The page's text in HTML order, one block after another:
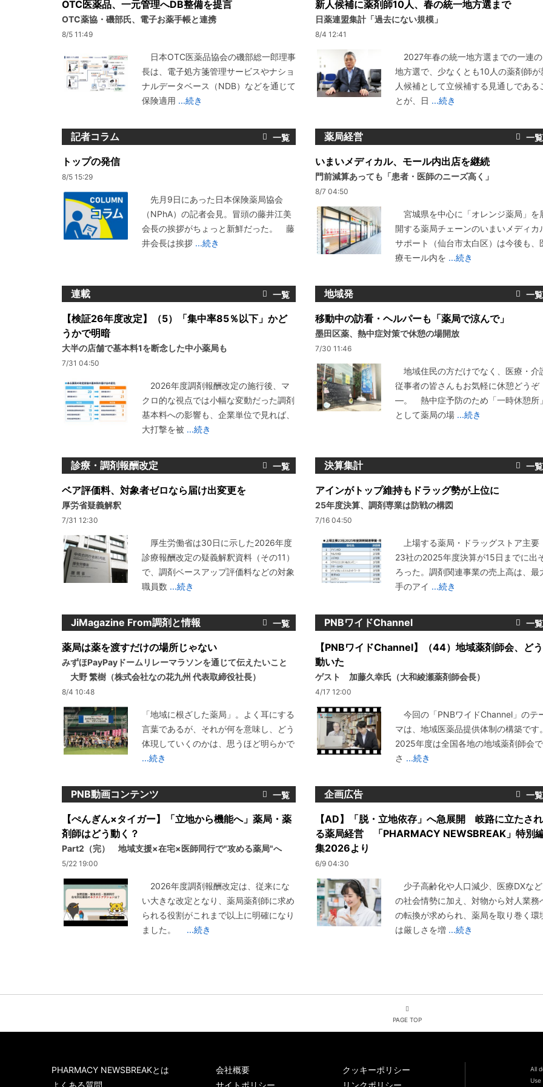
OTC医薬品、一元管理へDB整備を提言
OTC薬協・磯部氏、電子お薬手帳と連携
8/5 11:49
日本OTC医薬品協会の磯部総一郎理事
長は、電子処方箋管理サービスやナショ
ナルデータベース（NDB）などを通じて
保険適用 ...続き
新人候補に薬剤師10人、春の統一地方選まで
日薬連盟集計「過去にない規模」
8/4 12:41
2027年春の統一地方選までの一連の
地方選で、少なくとも10人の薬剤師が
人候補として立候補する見通しである
とが、日 ...続き
記者コラム
トップの発信
8/5 15:29
先月9日にあった日本保険薬局協会
（NPhA）の記者会見。冒頭の藤井江美
会長の挨拶がちょっと新鮮だった。 藤
井会長は挨拶 ...続き
薬局経営
いまいメディカル、モール内出店を継続
門前減算あっても「患者・医師のニーズ高く」
8/7 04:50
宮城県を中心に「オレンジ薬局」を
開する薬局チェーンのいまいメディカ
サポート（仙台市太白区）は今後も、
療モール内を ...続き
連載
【検証26年度改定】（5）「集中率85％以下」かど
うかで明暗
大半の店舗で基本料1を断念した中小薬局も
7/31 04:50
2026年度調剤報酬改定の施行後、マ
クロ的な視点では小幅な変動だった調剤
基本料への影響も、企業単位で見れば、
大打撃を被 ...続き
地域発
移動中の訪看・ヘルパーも「薬局で涼んで」
墨田区薬、熱中症対策で休憩の場開放
7/30 11:46
地域住民の方だけでなく、医療・介
従事者の皆さんもお気軽に休憩どうぞ
―。 熱中症予防のため「一時休憩所」
として薬局の場 ...続き
診療・調剤報酬改定
ベア評価料、対象者ゼロなら届け出変更を
厚労省疑義解釈
7/31 12:30
厚生労働省は30日に示した2026年度
診療報酬改定の疑義解釈資料（その11）
で、調剤ベースアップ評価料などの対象
職員数 ...続き
決算集計
アインがトップ維持もドラッグ勢が上位に
25年度決算、調剤専業は防戦の構図
7/16 04:50
上場する薬局・ドラッグストア主要
23社の2025年度決算が15日までに出
ろった。調剤関連事業の売上高は、最
手のアイ ...続き
JiMagazine From調剤と情報
薬局は薬を渡すだけの場所じゃない
みずほPayPayドームリレーマラソンを通じて伝えたいこと
大野 繁樹（株式会社なの花九州 代表取締役社長）
8/4 10:48
「地域に根ざした薬局」。よく耳にする
言葉であるが、それが何を意味し、どう
体現していくのかは、思うほど明らかで
...続き
PNBワイドChannel
【PNBワイドChannel】（44）地域薬剤師会、どう
動いた
ゲスト 加藤久幸氏（大和綾瀬薬剤師会長）
4/17 12:00
今回の「PNBワイドChannel」のテ
マは、地域医薬品提供体制の構築です。
2025年度は全国各地の地域薬剤師会で
さ ...続き
PNB動画コンテンツ
【ぺんぎん×タイガー】「立地から機能へ」薬局・薬
剤師はどう動く？
Part2（完） 地域支援×在宅×医師同行で"攻める薬局"へ
5/22 19:00
2026年度調剤報酬改定は、従来にな
い大きな改定となり、薬局薬剤師に求め
られる役割がこれまで以上に明確になり
ました。
...続き
企画広告
【AD】「脱・立地依存」へ急展開 岐路に立たされ
る薬局経営 「PHARMACY NEWSBREAK」特別
集2026より
6/9 04:30
少子高齢化や人口減少、医療DXなど
の社会情勢に加え、対物から対人業務
の転換が求められ、薬局を取り巻く環
は厳しさを増 ...続き
PAGE TOP
PHARMACY NEWSBREAKとは
よくある質問
会社概要
サイトポリシー
クッキーポリシー
リンクポリシー
All